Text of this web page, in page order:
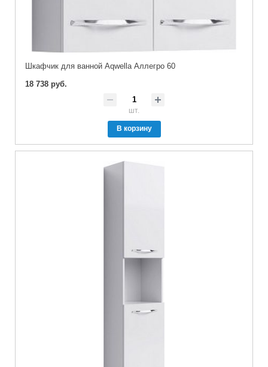
Шкафчик для ванной Aqwella Аллегро 60
18 738 руб.
шт.
В корзину